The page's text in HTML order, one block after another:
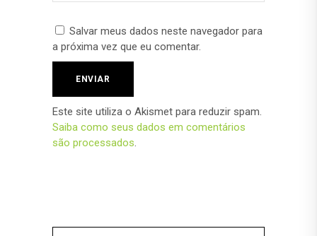
Salvar meus dados neste navegador para
a próxima vez que eu comentar.
Este site utiliza o Akismet para reduzir spam.
Saiba como seus dados em comentários
são processados.